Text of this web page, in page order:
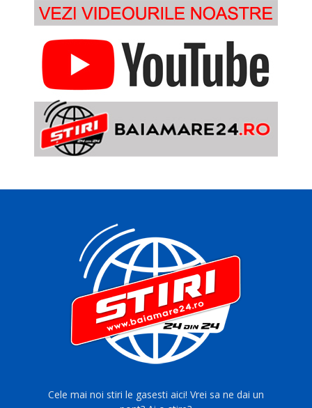
Cele mai noi stiri le gasesti aici! Vrei sa ne dai un